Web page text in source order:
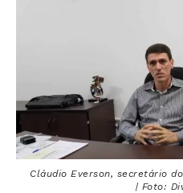
Cláudio Everson, secretário
| Foto: